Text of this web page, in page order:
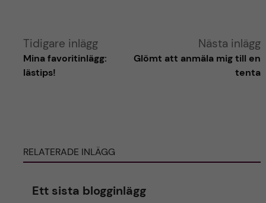
A
r
Tidigare inlägg
Mina favoritinlägg:
lästips!
Nästa inlägg
Glömt att anmäla mig till en
tenta
RELATERADE INLÄGG
Ett sista blogginlägg